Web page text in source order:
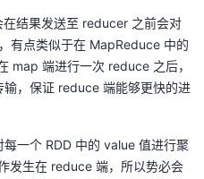
结果发送至 reducer 之前会对
有点类似于在 MapReduce 中的
map 端进行一次 reduce 之后，
，保证 reduce 端能够更快的进
一个 RDD 中的 value 值进行聚
发生在 reduce 端，所以势必会